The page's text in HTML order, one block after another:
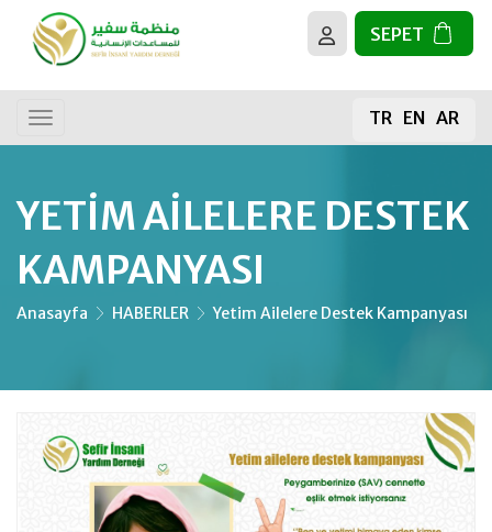
SEPET
TR EN AR
YETIM AILELERE DESTEK
KAMPANYASI
Anasayfa HABERLER Yetim Ailelere Destek Kampanyası
Gıda Bağışı
Kurban
Kur’an-ı Kerim
Su Kuyusu Projeleri